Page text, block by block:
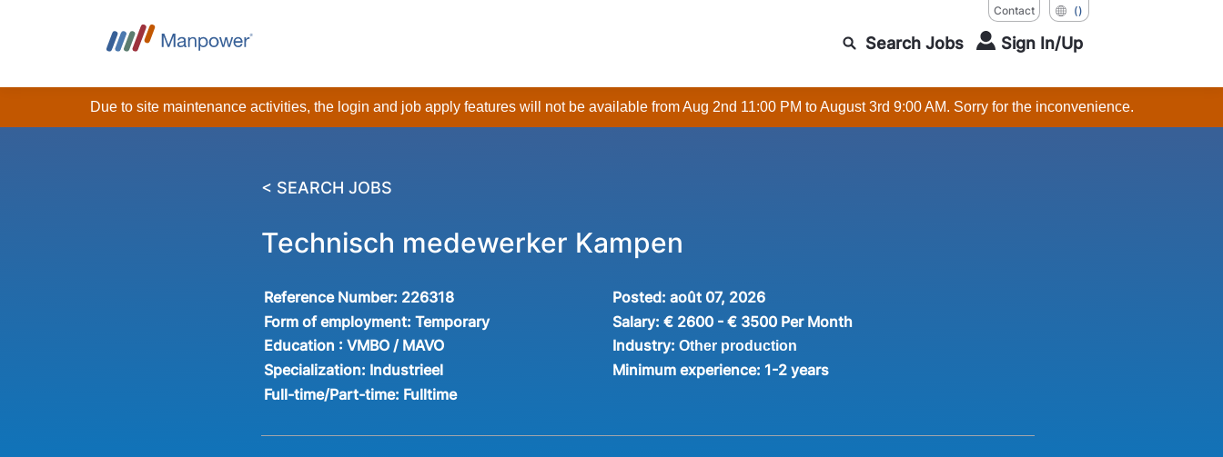
Contact ()
Search Jobs Sign In/Up
Due to site maintenance activities, the login and job apply features will not be available from Aug 2nd 11:00 PM to August 3rd 9:00 AM. Sorry for the inconvenience.
< SEARCH JOBS
Technisch medewerker Kampen
Reference Number: 226318 Posted: août 07, 2026
Form of employment:Temporary Salary: € 2600 - € 3500 Per Month
Education : VMBO / MAVO Industry: Other production
Specialization: Industrieel Minimum experience: 1-2 years
Full-time/Part-time: Fulltime